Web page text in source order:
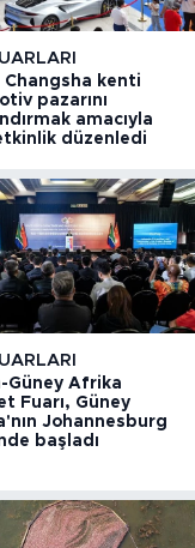
Changsha kenti
pazarını
amacıyla
düzenledi
Güney Afrika
Fuarı, Güney
Johannesburg
başladı